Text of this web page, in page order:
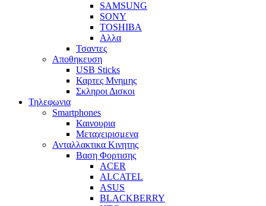
SAMSUNG
SONY
TOSHIBA
Αλλα
Τσαντες
Αποθηκευση
USB Sticks
Καρτες Μνημης
Σκληροι Δισκοι
Τηλεφωνια
Smartphones
Καινουρια
Μεταχειρισμενα
Ανταλλακτικα Κινητης
Βαση Φορτισης
ACER
ALCATEL
ASUS
BLACKBERRY